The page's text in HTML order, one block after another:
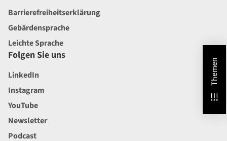
Themen
Barrierefreiheitserklärung
Gebärdensprache
Leichte Sprache
Folgen Sie uns
LinkedIn
Instagram
YouTube
Newsletter
Podcast